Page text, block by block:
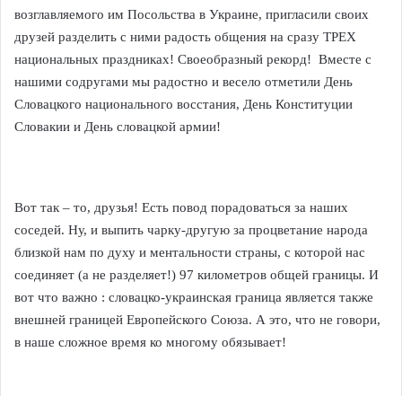
возглавляемого им Посольства в Украине, пригласили своих
друзей разделить с ними радость общения на сразу ТРЕХ
национальных праздниках! Своеобразный рекорд! Вместе с
нашими содругами мы радостно и весело отметили День
Словацкого национального восстания, День Конституции
Словакии и День словацкой армии!
Вот так – то, друзья! Есть повод порадоваться за наших
соседей. Ну, и выпить чарку-другую за процветание народа
близкой нам по духу и ментальности страны, с которой нас
соединяет (а не разделяет!) 97 километров общей границы. И
вот что важно : словацко-украинская граница является также
внешней границей Европейского Союза. А это, что не говори,
в наше сложное время ко многому обязывает!